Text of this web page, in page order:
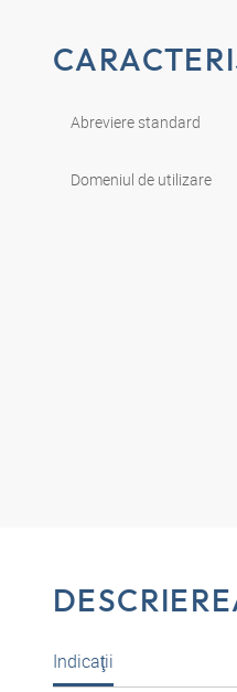
Abreviere standard
Domeniul de utilizare
Indicaţii